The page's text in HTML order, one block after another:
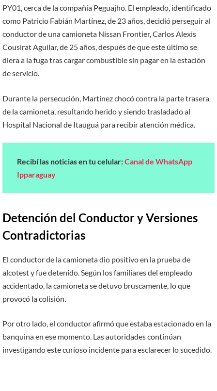
PY01, cerca de la compañía Peguajho. El empleado, identificado
como Patricio Fabián Martínez, de 23 años, decidió perseguir al
conductor de una camioneta Nissan Frontier, Carlos Alexis
Cousirat Aguilar, de 25 años, después de que este último se
diera a la fuga tras cargar combustible sin pagar en la estación
de servicio.
Durante la persecución, Martínez chocó contra la parte trasera
de la camioneta, resultando herido y siendo trasladado al
Hospital Nacional de Itauguá para recibir atención médica.
Recibí las noticias en tu celular:Canal de WhatsApp
Ipparaguay
Detención del Conductor y Versiones
Contradictorias
El conductor de la camioneta dio positivo en la prueba de
alcotest y fue detenido. Según los familiares del empleado
accidentado, la camioneta se detuvo bruscamente, lo que
provocó la colisión.
Por otro lado, el conductor afirmó que estaba estacionado en la
banquina en ese momento. Las autoridades continúan
investigando este curioso incidente para esclarecer lo sucedido.